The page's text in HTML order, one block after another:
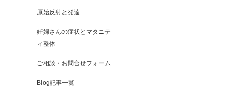
原始反射と発達
妊婦さんの症状とマタニテ
ィ整体
ご相談・お問合せフォーム
Blog記事一覧